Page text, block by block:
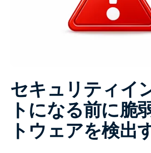
セキュリティイ
トになる前に脆
トウェアを検出